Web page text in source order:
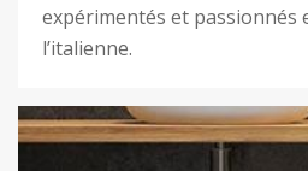
expérimentés et passionnés
l’italienne.